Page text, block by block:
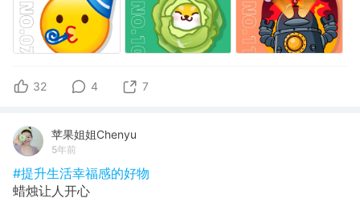
32 4 7
苹果姐姐Chenyu
5年前
#提升生活幸福感的好物
蜡烛让人开心